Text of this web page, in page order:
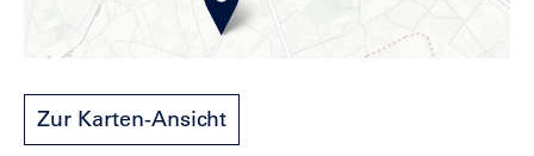
Zur Karten-Ansicht